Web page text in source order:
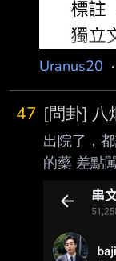
Uranus20 ·
47 [問卦] 八
出院了，
的藥 差點
https://
號敵人
過敏藥物
清楚 把內